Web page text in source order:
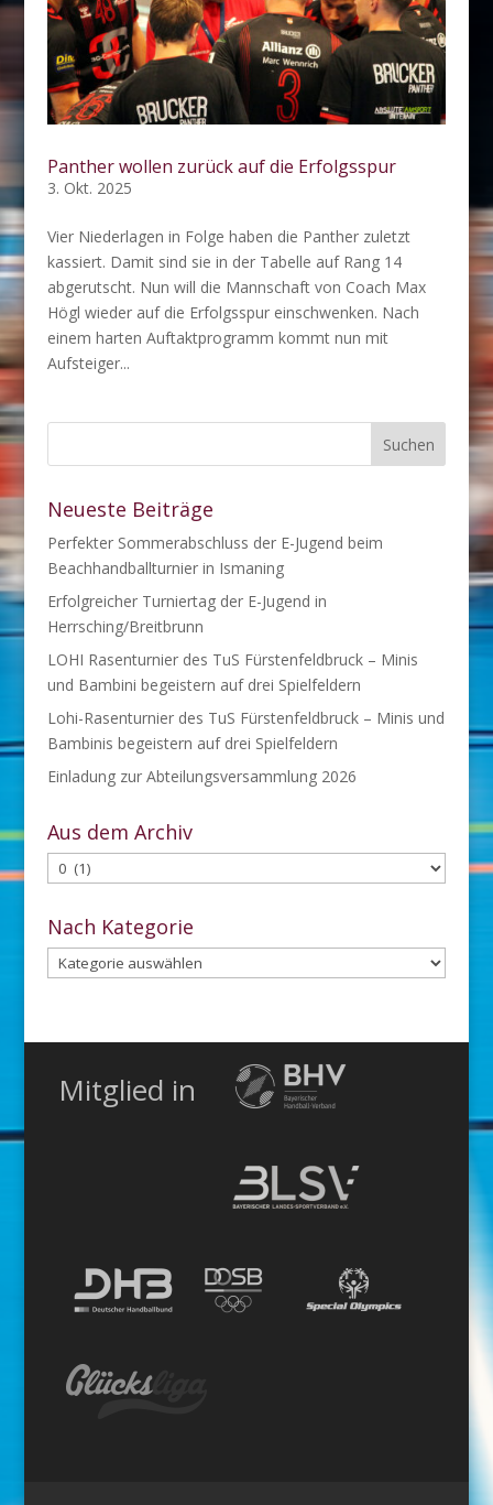
Panther wollen zurück auf die Erfolgsspur
3. Okt. 2025
Vier Niederlagen in Folge haben die Panther zuletzt
kassiert. Damit sind sie in der Tabelle auf Rang 14
abgerutscht. Nun will die Mannschaft von Coach Max
Högl wieder auf die Erfolgsspur einschwenken. Nach
einem harten Auftaktprogramm kommt nun mit
Aufsteiger...
Neueste Beiträge
Perfekter Sommerabschluss der E-Jugend beim
Beachhandballturnier in Ismaning
Erfolgreicher Turniertag der E-Jugend in
Herrsching/Breitbrunn
LOHI Rasenturnier des TuS Fürstenfeldbruck – Minis
und Bambini begeistern auf drei Spielfeldern
Lohi-Rasenturnier des TuS Fürstenfeldbruck – Minis und
Bambinis begeistern auf drei Spielfeldern
Einladung zur Abteilungsversammlung 2026
Aus dem Archiv
Aus
dem
Archiv
Nach Kategorie
Nach
Kategorie
Mitglied in